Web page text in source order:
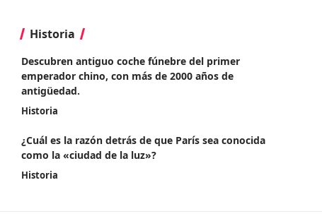
Historia
Descubren antiguo coche fúnebre del primer
emperador chino, con más de 2000 años de
antigüedad.
Historia
¿Cuál es la razón detrás de que París sea conocida
como la «ciudad de la luz»?
Historia